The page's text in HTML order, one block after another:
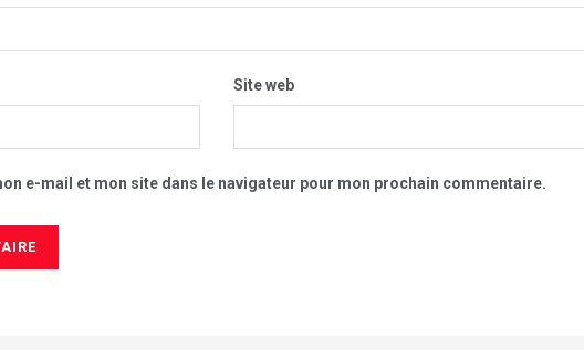
Site web
e-mail et mon site dans le navigateur pour mon prochain commentaire.